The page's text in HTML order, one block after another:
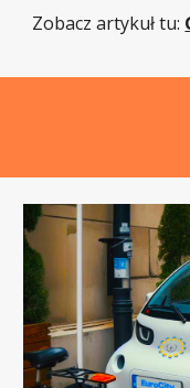
Zobacz artykuł tu: